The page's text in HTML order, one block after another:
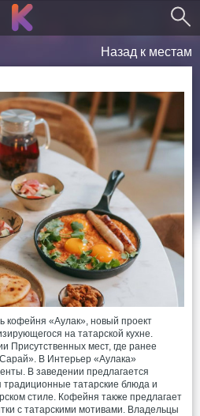
Назад к местам
кофейня «Аулак», новый проект
на татарской кухне.
Присутственных мест, где ранее
В Интерьер «Аулака»
В заведении предлагается
татарские блюда и
стиле. Кофейня также предлагает
с татарскими мотивами. Владельцы